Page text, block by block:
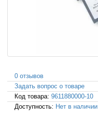
0 отзывов
Задать вопрос о товаре
Код товара: 9611880000-10
Доступность: Нет в наличии